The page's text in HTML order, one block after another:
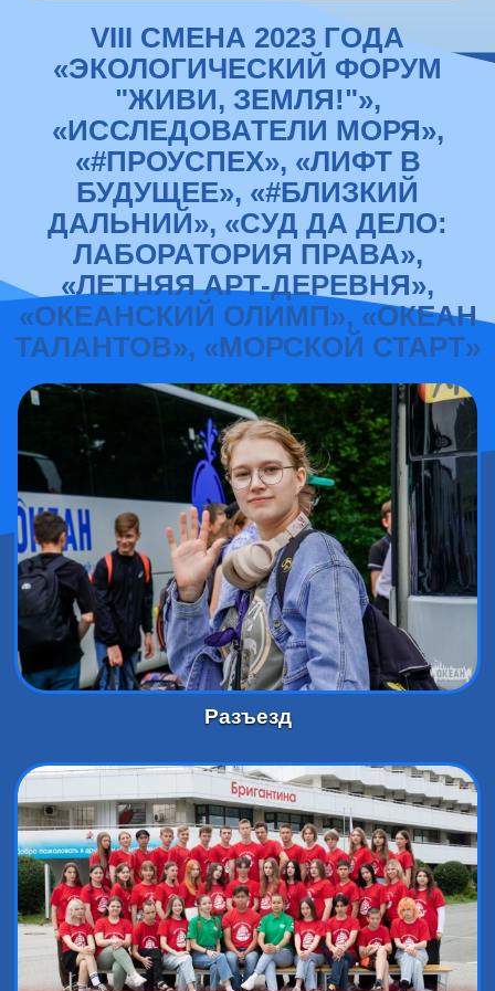
VIII СМЕНА 2023 ГОДА
«ЭКОЛОГИЧЕСКИЙ ФОРУМ
"ЖИВИ, ЗЕМЛЯ!"»,
«ИССЛЕДОВАТЕЛИ МОРЯ»,
«#ПРОУСПЕХ», «ЛИФТ В
БУДУЩЕЕ», «#БЛИЗКИЙ
ДАЛЬНИЙ», «СУД ДА ДЕЛО:
ЛАБОРАТОРИЯ ПРАВА»,
«ЛЕТНЯЯ АРТ-ДЕРЕВНЯ»,
«ОКЕАНСКИЙ ОЛИМП», «ОКЕАН
ТАЛАНТОВ», «МОРСКОЙ СТАРТ»
Разъезд